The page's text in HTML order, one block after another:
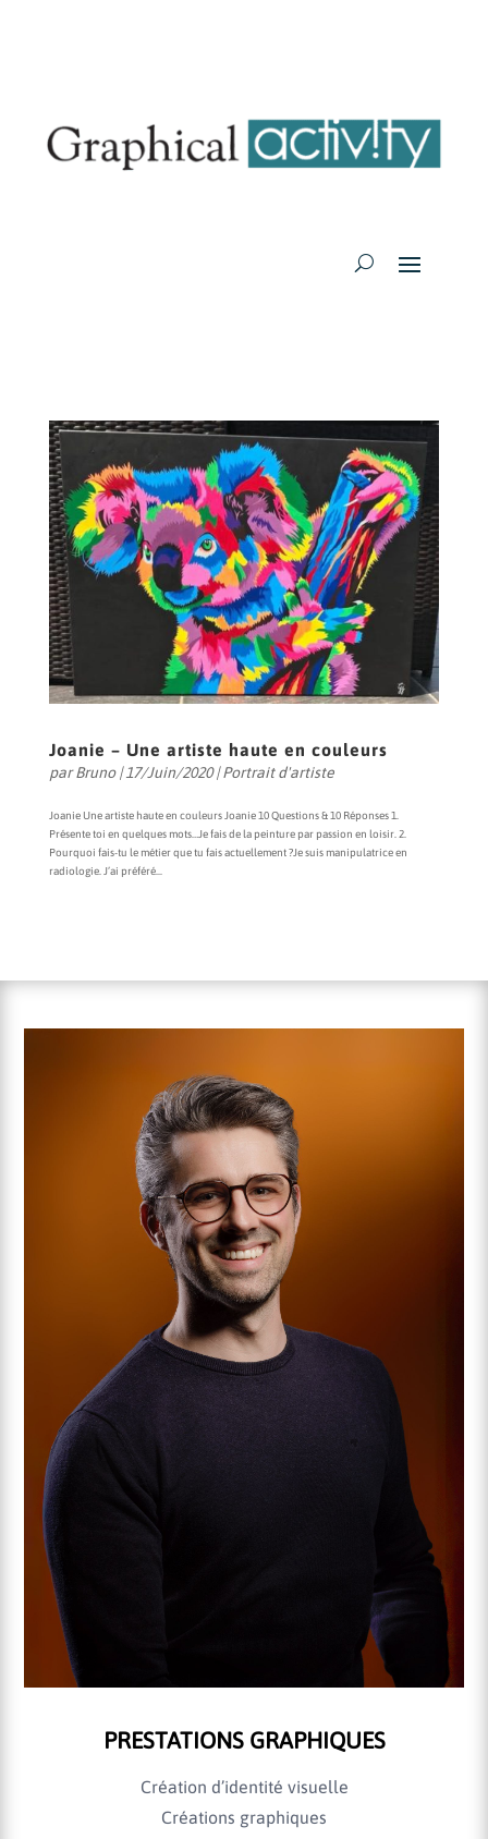
Joanie – Une artiste haute en couleurs
parBruno| 17/Juin/2020|Portrait d'artiste
Joanie Une artiste haute en couleurs Joanie 10 Questions & 10 Réponses 1.
Présente toi en quelques mots…Je fais de la peinture par passion en loisir. 2.
Pourquoi fais-tu le métier que tu fais actuellement ?Je suis manipulatrice en
radiologie. J’ai préféré...
PRESTATIONS GRAPHIQUES
Création d’identité visuelle
Créations graphiques